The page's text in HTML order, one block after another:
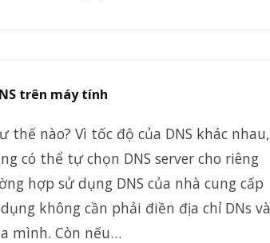
trên máy tính
thế nào? Vì tốc độ của DNS khác nhau,
có thể tự chọn DNS server cho riêng
hợp sử dụng DNS của nhà cung cấp
không cần phải điền địa chỉ DNs
mình. Còn nếu…